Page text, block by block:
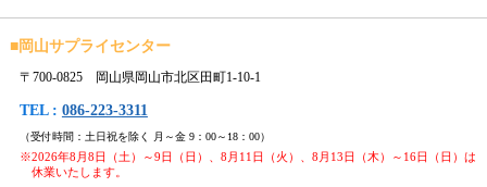
■岡山サプライセンター
〒700-0825 岡山県岡山市北区田町1-10-1
TEL : 086-223-3311
（受付時間：土日祝を除く 月～金 9：00～18：00）
※2026年8月8日（土）～9日（日）、8月11日（火）、8月13日（木）～16日（日）は
休業いたします。